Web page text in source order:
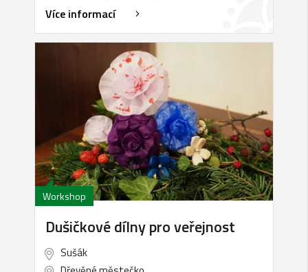
Více informací
Workshop
Dušičkové dílny pro veřejnost
Sušák